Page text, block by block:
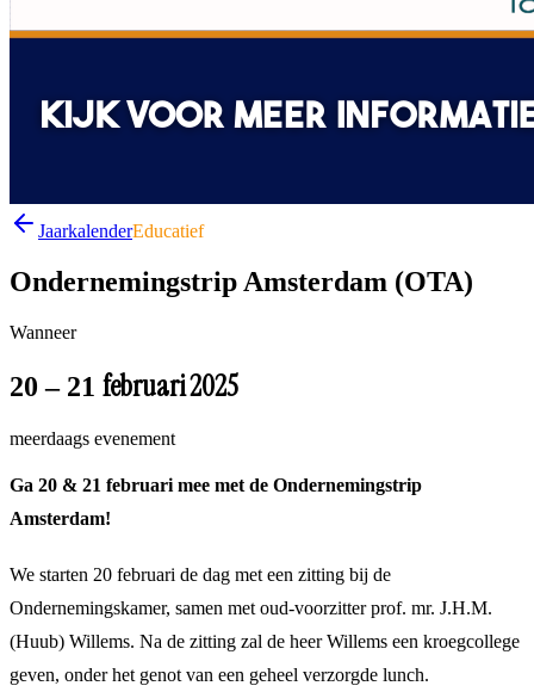
JaarkalenderEducatief
Ondernemingstrip Amsterdam (OTA)
Wanneer
20 – 21 februari 2025
meerdaags evenement
Ga 20 & 21 februari mee met de Ondernemingstrip
Amsterdam!
We starten 20 februari de dag met een zitting bij de
Ondernemingskamer, samen met oud-voorzitter prof. mr. J.H.M.
(Huub) Willems. Na de zitting zal de heer Willems een kroegcollege
geven, onder het genot van een geheel verzorgde lunch.